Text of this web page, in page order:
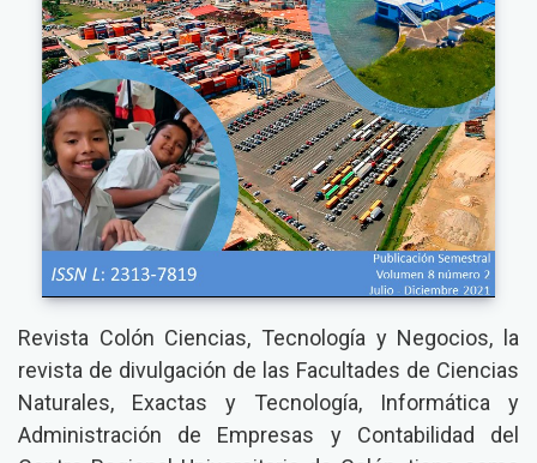
Revista Colón Ciencias, Tecnología y Negocios, la
revista de divulgación de las Facultades de Ciencias
Naturales, Exactas y Tecnología, Informática y
Administración de Empresas y Contabilidad del